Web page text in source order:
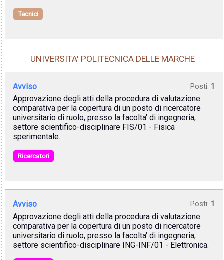
Tecnici
UNIVERSITA' POLITECNICA DELLE MARCHE
Avviso Posti: 1
Approvazione degli atti della procedura di valutazione
comparativa per la copertura di un posto di ricercatore
universitario di ruolo, presso la facolta' di ingegneria,
settore scientifico-disciplinare FIS/01 - Fisica
sperimentale.
Ricercatori
Avviso Posti: 1
Approvazione degli atti della procedura di valutazione
comparativa per la copertura di un posto di ricercatore
universitario di ruolo, presso la facolta' di ingegneria,
settore scientifico-disciplinare ING-INF/01 - Elettronica.